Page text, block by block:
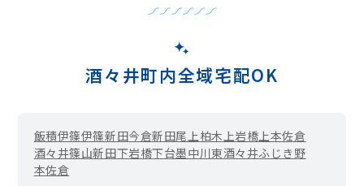
酒々井町内全域宅配OK
飯積伊篠伊篠新田今倉新田尾上柏木 上岩橋 上本佐倉
酒々井篠山新田下岩橋下台墨中川東酒々井ふじき野
本佐倉